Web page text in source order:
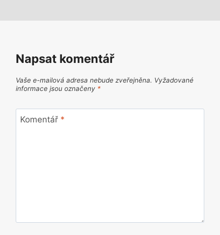
Napsat komentář
Vaše e-mailová adresa nebude zveřejněna. Vyžadované
informace jsou označeny *
Komentář *